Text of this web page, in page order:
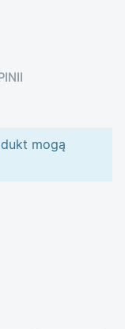
mogą